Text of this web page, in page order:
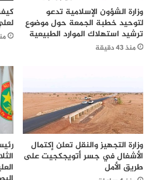
وزارة الشؤون الإسلامية تدعو
لتوحيد خطبة الجمعة حول موضوع
ترشيد استهلاك الموارد الطبيعية
منذ 43 دقيقة
منذ
وزارة التجهيز والنقل تعلن إكتمال
الأشغال في جسر أتويجكجيت على
طريق الأمل